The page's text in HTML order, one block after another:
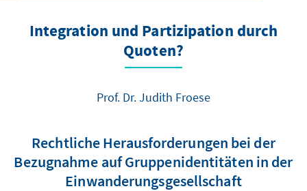
Integration und Partizipation durch
Quoten?
Prof. Dr. Judith Froese
Rechtliche Herausforderungen bei der
Bezugnahme auf Gruppenidentitäten in der
Einwanderungsgesellschaft